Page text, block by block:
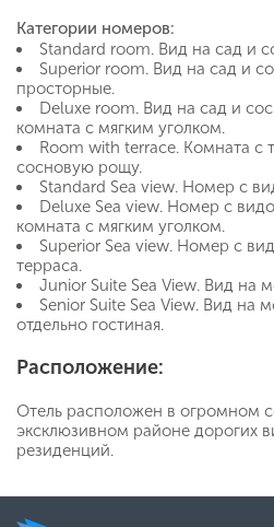
Категории номеров:
Standard room. Вид на сад и
Superior room. Вид на сад и
просторные.
Deluxe room. Вид на сад и
комната с мягким уголком.
Room with terrace. Комната с
сосновую рощу.
Standard Sea view. Номер с
Deluxe Sea view. Номер с
комната с мягким уголком.
Superior Sea view. Номер с
терраса.
Junior Suite Sea View. Вид на
Senior Suite Sea View. Вид на
отдельно гостиная.
Расположение:
Отель расположен в огромном
эксклюзивном районе дорогих
резиденций.